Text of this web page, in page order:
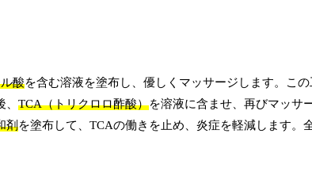
酸を含む溶液を塗布し、優しくマッサージします。この
TCA（トリクロロ酢酸）を溶液に含ませ、再びマッサ
剤を塗布して、TCAの働きを止め、炎症を軽減します。